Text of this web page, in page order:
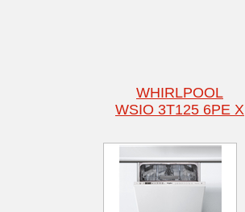
WHIRLPOOL
WSIO 3T125 6PE X